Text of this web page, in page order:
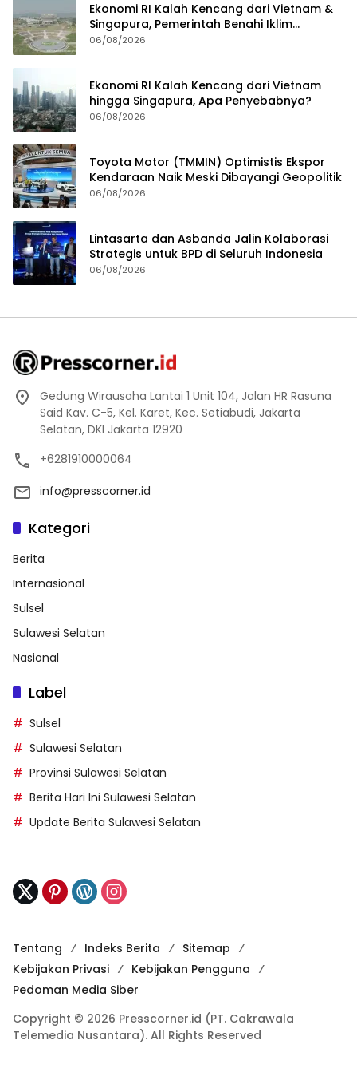
Ekonomi RI Kalah Kencang dari Vietnam &
Singapura, Pemerintah Benahi Iklim
Investasi
06/08/2026
Ekonomi RI Kalah Kencang dari Vietnam
hingga Singapura, Apa Penyebabnya?
06/08/2026
Toyota Motor (TMMIN) Optimistis Ekspor
Kendaraan Naik Meski Dibayangi Geopolitik
06/08/2026
Lintasarta dan Asbanda Jalin Kolaborasi
Strategis untuk BPD di Seluruh Indonesia
06/08/2026
Gedung Wirausaha Lantai 1 Unit 104, Jalan HR Rasuna
Said Kav. C-5, Kel. Karet, Kec. Setiabudi, Jakarta
Selatan, DKI Jakarta 12920
+6281910000064
info@presscorner.id
Kategori
Berita
Internasional
Sulsel
Sulawesi Selatan
Nasional
Label
Sulsel
Sulawesi Selatan
Provinsi Sulawesi Selatan
Berita Hari Ini Sulawesi Selatan
Update Berita Sulawesi Selatan
Tentang Indeks Berita
Sitemap
Kebijakan Privasi
Kebijakan Pengguna
Pedoman Media Siber
Copyright © 2026 Presscorner.id (PT. Cakrawala
Telemedia Nusantara). All Rights Reserved